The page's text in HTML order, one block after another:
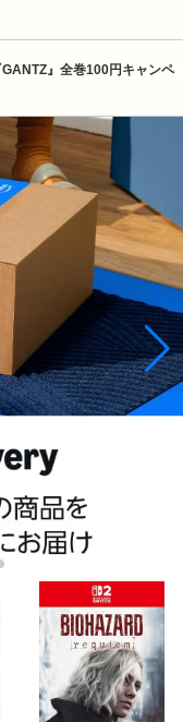
』全巻100円キャンペ